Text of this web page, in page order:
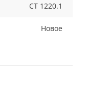
CT 1220.1
Новое